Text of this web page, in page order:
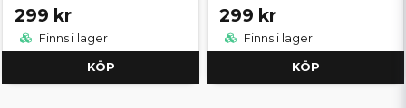
299 kr
Finns i lager
KÖP
299 kr
Finns i lager
KÖP